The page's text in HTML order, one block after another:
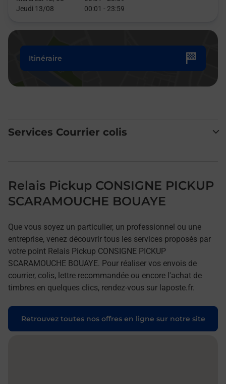
Jeudi 13/08
00:01 - 23:59
Itinéraire
Services Courrier colis
Relais Pickup CONSIGNE PICKUP
SCARAMOUCHE BOUAYE
Que vous soyez un particulier, un professionnel ou une
entreprise, venez découvrir tous les services proposés par
votre point Relais Pickup CONSIGNE PICKUP
SCARAMOUCHE BOUAYE. Pour réaliser vos envois de
courrier, colis, lettre recommandée ou encore l'achat de
timbres en quelques clics, rendez-vous sur laposte.fr.
Retrouvez toutes nos offres en ligne sur notre site